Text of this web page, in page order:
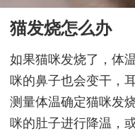
猫发烧怎么办
如果猫咪发烧了，体
咪的鼻子也会变干，
测量体温确定猫咪发
咪的肚子进行降温，